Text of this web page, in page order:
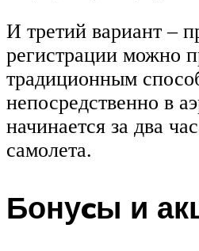
И третий вариант –
регистрации можно
традиционным
непосредственно в
начинается за два
самолета.
Бонуcы и